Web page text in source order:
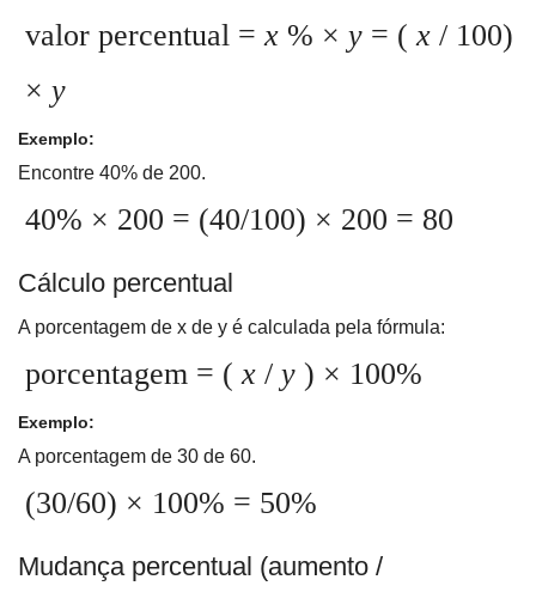
valor percentual =x % × y = (x / 100)
× y
Exemplo:
Encontre 40% de 200.
40% × 200 = (40/100) × 200 = 80
Cálculo percentual
A porcentagem de x de y é calculada pela fórmula:
porcentagem = (x / y ) × 100%
Exemplo:
A porcentagem de 30 de 60.
(30/60) × 100% = 50%
Mudança percentual (aumento /